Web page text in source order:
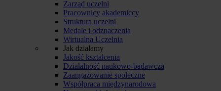
Zarząd uczelni
Pracownicy akademiccy
Struktura uczelni
Medale i odznaczenia
Wirtualna Uczelnia
Jak działamy
Jakość kształcenia
Działalność naukowo-badawcza
Zaangażowanie społeczne
Współpraca międzynarodowa